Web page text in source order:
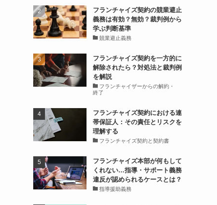
フランチャイズ契約の競業避止
義務は有効？無効？裁判例から
学ぶ判断基準
競業避止義務
フランチャイズ契約を一方的に
解除されたら？対処法と裁判例
を解説
フランチャイザーからの解約・
終了
フランチャイズ契約における連
帯保証人：その責任とリスクを
理解する
フランチャイズ契約と契約書
フランチャイズ本部が何もして
くれない…指導・サポート義務
違反が認められるケースとは？
指導援助義務